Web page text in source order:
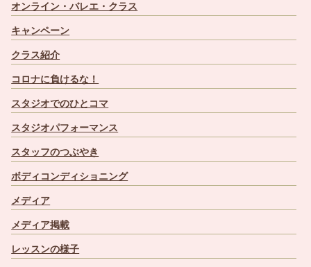
オンライン・バレエ・クラス
キャンペーン
クラス紹介
コロナに負けるな！
スタジオでのひとコマ
スタジオパフォーマンス
スタッフのつぶやき
ボディコンディショニング
メディア
メディア掲載
レッスンの様子